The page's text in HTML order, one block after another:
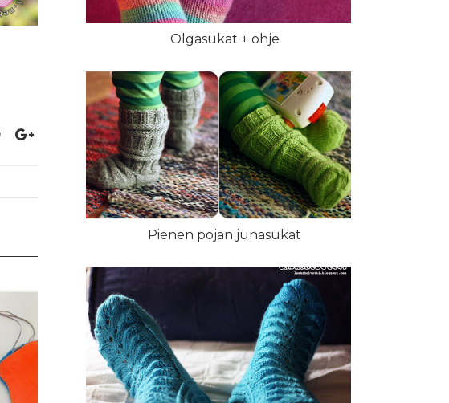
Olgasukat + ohje
Pienen pojan junasukat